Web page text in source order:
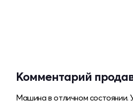
Комментарий
Машина в отличном состоянии.